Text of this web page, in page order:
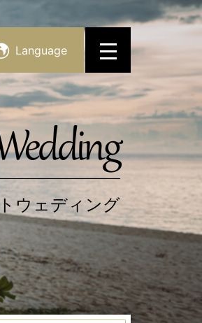
Language
ウェディング